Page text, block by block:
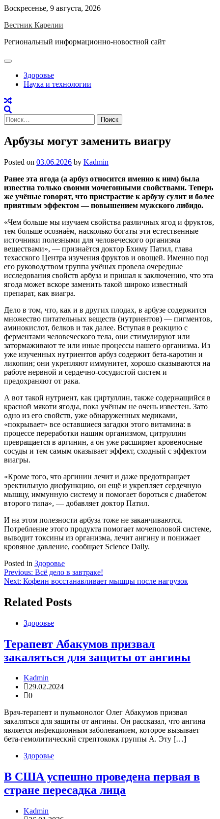
Skip
content
Воскресенье, 9 августа, 2026
Вестник Карелии
Региональный информационно-новостной сайт
Здоровье
Наука и технологии
Найти:
Арбузы могут заменить виагру
Posted on 03.06.2026 by Kadmin
Ранее эта ягода (а арбуз относится именно к ним) была
известна только своими мочегонными свойствами. Теперь
же учёные говорят, что пристрастие к арбузу сулит и более
приятным эффектом — повышением мужского либидо.
«Чем больше мы изучаем свойства различных ягод и фруктов,
тем больше осознаём, насколько богаты эти естественные
источники полезными для человеческого организма
веществами», — признаётся доктор Бхиму Патил, глава
техасского Центра изучения фруктов и овощей. Именно под
его руководством группа учёных провела очередные
исследования свойств арбуза и пришал к заключению, что эта
ягода может вскоре заменить такой широко известный
препарат, как виагра.
Дело в том, что, как и в других плодах, в арбузе содержится
множество питательных веществ (нутриентов) — пигментов,
аминокислот, белков и так далее. Вступая в реакцию с
ферментами человеческого тела, они стимулируют или
затормаживают те или иные процессы нашего организма. Из
уже изученных нутриентов арбуз содержит бета-каротин и
ликопин; они укрепляют иммунитет, хорошо сказываются на
работе нервной и сердечно-сосудистой систем и
предохраняют от рака.
А вот такой нутриент, как циртуллин, также содержащийся в
красной мякоти ягоды, пока учёным не очень известен. Зато
одно из его свойств, уже обнаруженных медиками,
«покрывает» все оставшиеся загадки этого витамина: в
процессе переработки нашим организмом, цитруллин
превращается в аргинин, а он уже расширяет кровеносные
сосуды и тем самым оказывает эффект, сходный с эффектом
виагры.
«Кроме того, что аргинин лечит и даже предотвращает
эректильную дисфункцию, он ещё и укрепляет сердечную
мышцу, иммунную систему и помогает бороться с диабетом
второго типа», — добавляет доктор Патил.
И на этом полезности арбуза тоже не заканчиваются.
Потребление этого продукта помогает мочеполовой системе,
выводит токсины из организма, лечит ангину и понижает
кровяное давление, сообщает Science Daily.
Posted in Здоровье
Навигация
по
записям
Previous: Всё дело в завтраке!
Next: Кофеин восстанавливает мышцы после нагрузок
Related Posts
Здоровье
Терапевт Абакумов призвал
закаляться для защиты от ангины
Kadmin
29.02.2024
0
Врач-терапевт и пульмонолог Олег Абакумов призвал
закаляться для защиты от ангины. Он рассказал, что ангина
является инфекционным заболеванием, которое вызывает
бета-гемолитический стрептококк группы А. Эту […]
Здоровье
В США успешно проведена первая в
стране пересадка лица
Kadmin